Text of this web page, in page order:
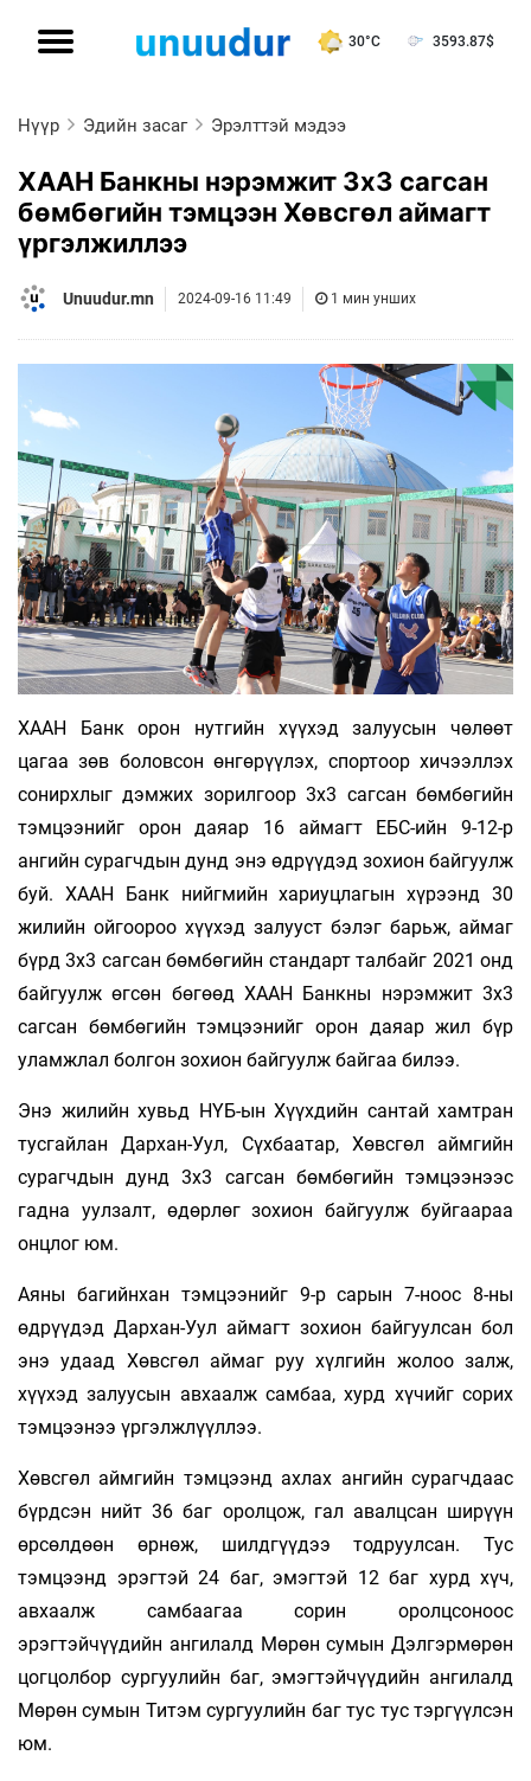
30°C 3593.87$
Нүүр Эдийн засаг Эрэлттэй мэдээ
ХААН Банкны нэрэмжит 3x3 сагсан
бөмбөгийн тэмцээн Хөвсгөл аймагт
үргэлжиллээ
Unuudur.mn 2024-09-16 11:49 1 мин унших
ХААН Банк орон нутгийн хүүхэд залуусын чөлөөт
цагаа зөв боловсон өнгөрүүлэх, спортоор хичээллэх
сонирхлыг дэмжих зорилгоор 3x3 сагсан бөмбөгийн
тэмцээнийг орон даяар 16 аймагт ЕБС-ийн 9-12-р
ангийн сурагчдын дунд энэ өдрүүдэд зохион байгуулж
буй. ХААН Банк нийгмийн хариуцлагын хүрээнд 30
жилийн ойгоороо хүүхэд залууст бэлэг барьж, аймаг
бүрд 3х3 сагсан бөмбөгийн стандарт талбайг 2021 онд
байгуулж өгсөн бөгөөд ХААН Банкны нэрэмжит 3х3
сагсан бөмбөгийн тэмцээнийг орон даяар жил бүр
уламжлал болгон зохион байгуулж байгаа билээ.
Энэ жилийн хувьд НҮБ-ын Хүүхдийн сантай хамтран
тусгайлан Дархан-Уул, Сүхбаатар, Хөвсгөл аймгийн
сурагчдын дунд 3х3 сагсан бөмбөгийн тэмцээнээс
гадна уулзалт, өдөрлөг зохион байгуулж буйгаараа
онцлог юм.
Аяны багийнхан тэмцээнийг 9-р сарын 7-ноос 8-ны
өдрүүдэд Дархан-Уул аймагт зохион байгуулсан бол
энэ удаад Хөвсгөл аймаг руу хүлгийн жолоо залж,
хүүхэд залуусын авхаалж самбаа, хурд хүчийг сорих
тэмцээнээ үргэлжлүүллээ.
Хөвсгөл аймгийн тэмцээнд ахлах ангийн сурагчдаас
бүрдсэн нийт 36 баг оролцож, гал авалцсан ширүүн
өрсөлдөөн өрнөж, шилдгүүдээ тодруулсан. Тус
тэмцээнд эрэгтэй 24 баг, эмэгтэй 12 баг хурд хүч,
авхаалж самбаагаа сорин оролцсоноос
эрэгтэйчүүдийн ангилалд Мөрөн сумын Дэлгэрмөрөн
цогцолбор сургуулийн баг, эмэгтэйчүүдийн ангилалд
Мөрөн сумын Титэм сургуулийн баг тус тус тэргүүлсэн
юм.